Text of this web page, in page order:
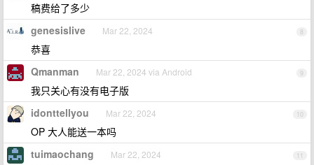
稿费给了多少
8
genesislive Mar 22, 2024
恭喜
9
Qmanman Mar 22, 2024 via Android
我只关心有没有电子版
10
idonttellyou Mar 22, 2024
OP 大人能送一本吗
11
tuimaochang Mar 22, 2024